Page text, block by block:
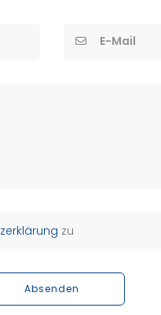
E-Mail
zu
Absenden